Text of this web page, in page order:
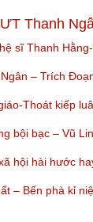
Thanh
sĩ Thanh
– Trích
Thoát kiếp
bội bạc – Vũ
hội hài hước
– Bến phà kỉ